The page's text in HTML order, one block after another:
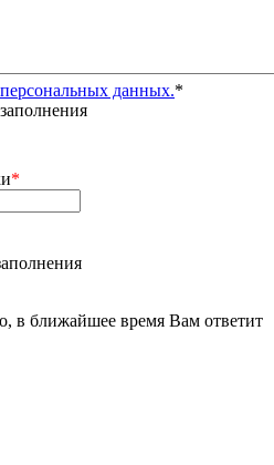
данных.*
*
в ближайшее время Вам ответит